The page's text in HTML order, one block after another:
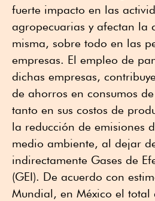
fuerte impacto en las
agropecuarias y afectan la
misma, sobre todo en las
empresas. El empleo de
dichas empresas,
de ahorros en consumos
tanto en sus costos de
la reducción de emisiones
medio ambiente, al dejar
indirectamente Gases de
(GEI). De acuerdo con
Mundial, en México el total